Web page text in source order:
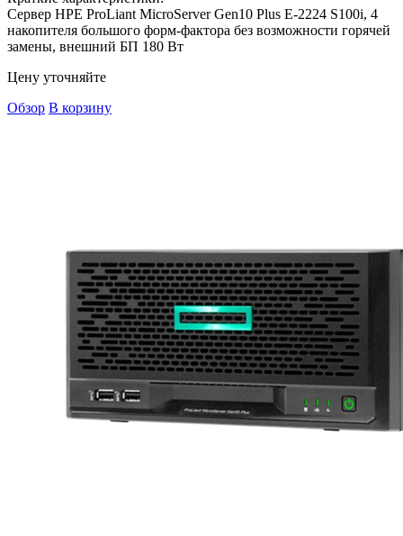
Сервер HPE ProLiant MicroServer Gen10 Plus E-2224 S100i, 4
накопителя большого форм-фактора без возможности горячей
замены, внешний БП 180 Вт
Цену уточняйте
Обзор В корзину